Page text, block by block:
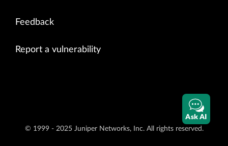
Feedback
Report a vulnerability
© 1999 - 2025 Juniper Networks, Inc. All rights reserved.
Ask AI